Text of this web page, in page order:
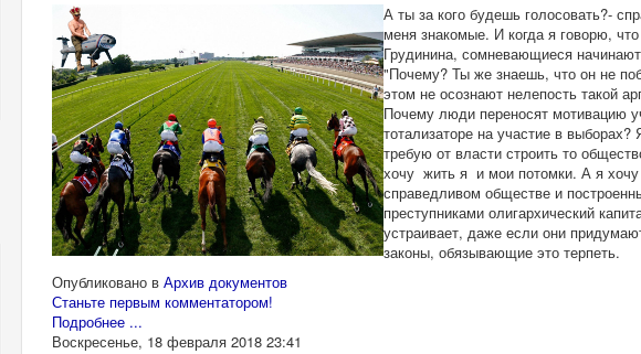
А ты за кого будешь голосовать?-
меня знакомые. И когда я говорю, что
Грудинина, сомневающиеся
"Почему? Ты же знаешь, что он не
этом не осознают нелепость такой
Почему люди переносят мотивацию
тотализаторе на участие в выборах?
требую от власти строить то
хочу жить я и мои потомки. А я
справедливом обществе и
преступниками олигархический
устраивает, даже если они
законы, обязывающие это терпеть.
Опубликовано в Архив документов
Станьте первым комментатором!
Подробнее ...
Воскресенье, 18 февраля 2018 23:41